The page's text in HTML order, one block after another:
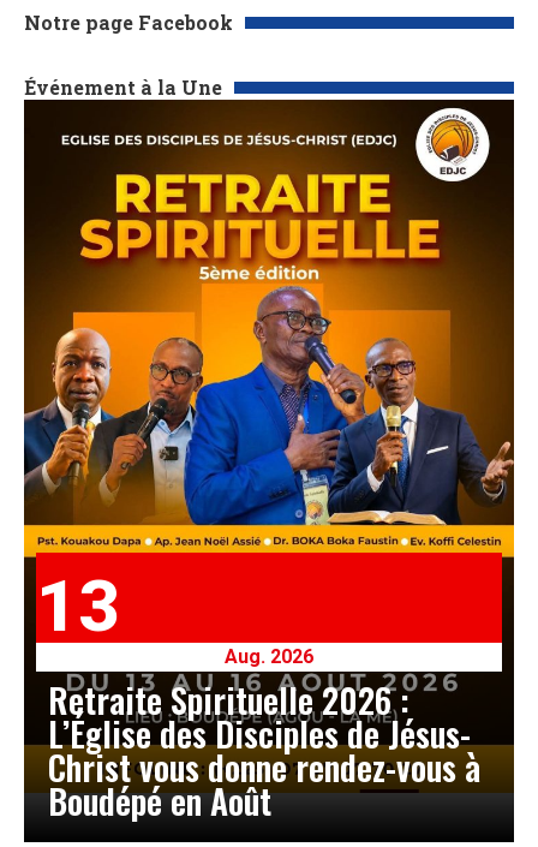
Notre page Facebook
Événement à la Une
13
Aug. 2026
Retraite Spirituelle 2026 :
L’Église des Disciples de Jésus-
Christ vous donne rendez-vous à
Boudépé en Août